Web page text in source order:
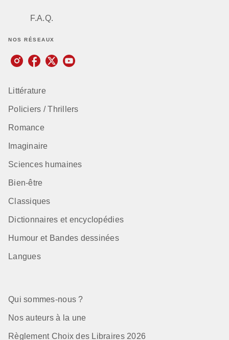
F.A.Q.
NOS RÉSEAUX
Littérature
Policiers / Thrillers
Romance
Imaginaire
Sciences humaines
Bien-être
Classiques
Dictionnaires et encyclopédies
Humour et Bandes dessinées
Langues
Qui sommes-nous ?
Nos auteurs à la une
Règlement Choix des Libraires 2026